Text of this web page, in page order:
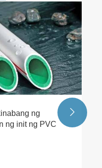
ng
ng init ng PVC
